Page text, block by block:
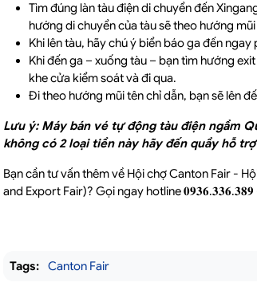
Tìm đúng làn tàu điện di chuyển đến
hướng di chuyển của tàu sẽ theo hướng
Khi lên tàu, hãy chú ý biển báo ga đến ngay
Khi đến ga – xuống tàu – bạn tìm hướng
khe cửa kiểm soát và đi qua.
Đi theo hướng mũi tên chỉ dẫn, bạn sẽ lên
Lưu ý: Máy bán vé tự động tàu điện ngầm
không có 2 loại tiền này hãy đến quầy hỗ
Bạn cần tư vấn thêm về Hội chợ Canton Fair -
and Export Fair)? Gọi ngay hotline
Tags: Canton Fair